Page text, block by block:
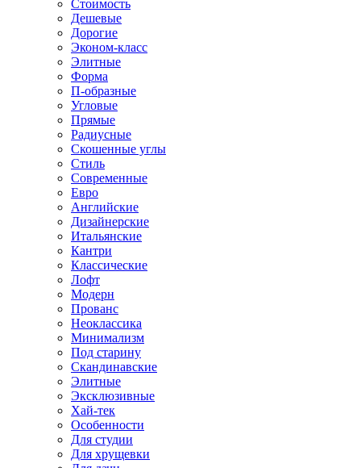
Стоимость
Дешевые
Дорогие
Эконом-класс
Элитные
Форма
П-образные
Угловые
Прямые
Радиусные
Скошенные углы
Стиль
Современные
Евро
Английские
Дизайнерские
Итальянские
Кантри
Классические
Лофт
Модерн
Прованс
Неоклассика
Минимализм
Под старину
Скандинавские
Элитные
Эксклюзивные
Хай-тек
Особенности
Для студии
Для хрущевки